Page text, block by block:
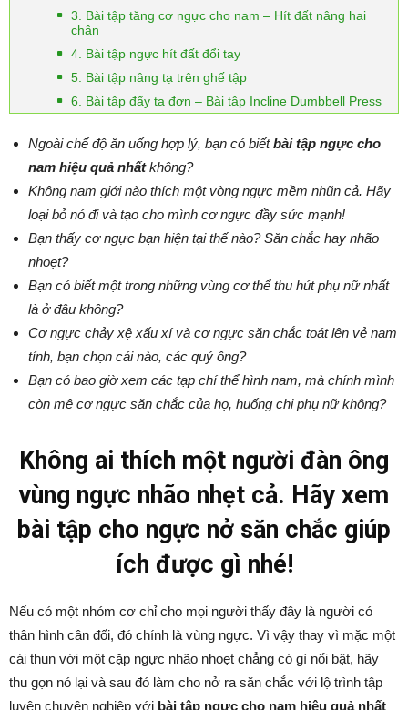
3. Bài tập tăng cơ ngực cho nam – Hít đất nâng hai
chân
4. Bài tập ngực hít đất đổi tay
5. Bài tập nâng tạ trên ghế tập
6. Bài tập đẩy tạ đơn – Bài tập Incline Dumbbell Press
Ngoài chế độ ăn uống hợp lý, bạn có biếtbài tập ngực cho
nam hiệu quả nhấtkhông?
Không nam giới nào thích một vòng ngực mềm nhũn cả. Hãy
loại bỏ nó đi và tạo cho mình cơ ngực đầy sức mạnh!
Bạn thấy cơ ngực bạn hiện tại thế nào? Săn chắc hay nhão
nhoẹt?
Bạn có biết một trong những vùng cơ thể thu hút phụ nữ nhất
là ở đâu không?
Cơ ngực chảy xệ xấu xí và cơ ngực săn chắc toát lên vẻ nam
tính, bạn chọn cái nào, các quý ông?
Bạn có bao giờ xem các tạp chí thể hình nam, mà chính mình
còn mê cơ ngực săn chắc của họ, huống chi phụ nữ không?
Không ai thích một người đàn ông
vùng ngực nhão nhẹt cả. Hãy xem
bài tập cho ngực nở săn chắc giúp
ích được gì nhé!
Nếu có một nhóm cơ chỉ cho mọi người thấy đây là người có
thân hình cân đối, đó chính là vùng ngực. Vì vậy thay vì mặc một
cái thun với một cặp ngực nhão nhoẹt chẳng có gì nổi bật, hãy
thu gọn nó lại và sau đó làm cho nở ra săn chắc với lộ trình tập
luyện chuyên nghiệp với bài tập ngực cho nam hiệu quả nhất